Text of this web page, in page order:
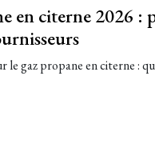
en citerne 2026
le gaz propane en citerne :